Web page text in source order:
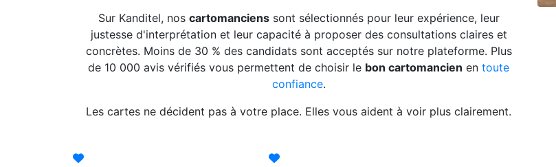
Sur Kanditel, nos cartomancienssont sélectionnés pour leur expérience, leur
justesse d'interprétation et leur capacité à proposer des consultations claires et
concrètes. Moins de 30 % des candidats sont acceptés sur notre plateforme. Plus
de 10 000 avis vérifiés vous permettent de choisir le bon cartomancien en toute
confiance.
Les cartes ne décident pas à votre place. Elles vous aident à voir plus clairement.